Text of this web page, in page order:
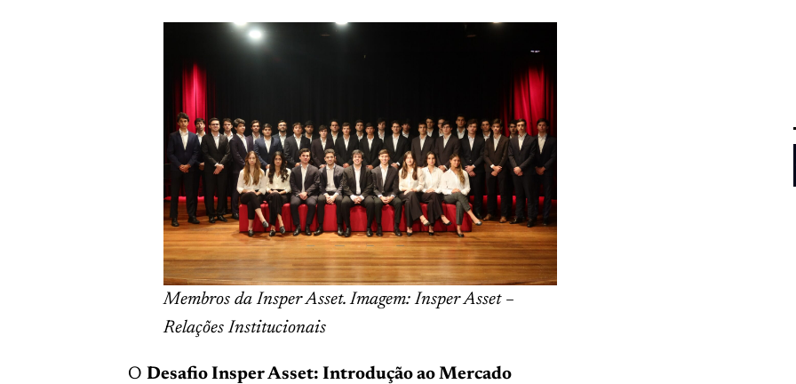
Membros da Insper Asset. Imagem: Insper Asset –
Relações Institucionais
O Desafio Insper Asset: Introdução ao Mercado